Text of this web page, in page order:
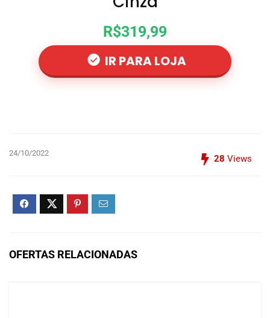
R$319,99
IR PARA LOJA
24/10/2022
28 Views
OFERTAS RELACIONADAS